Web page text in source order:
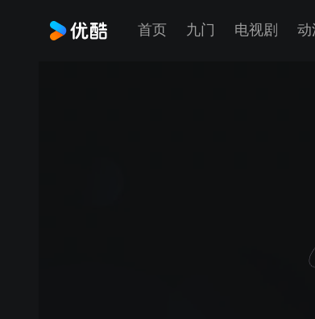
首页 九门 电视剧 动